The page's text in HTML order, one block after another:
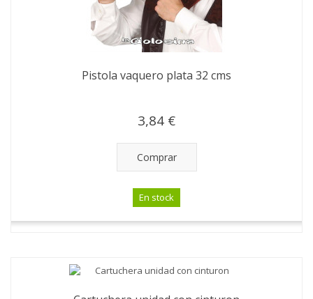
Pistola vaquero plata 32 cms
3,84 €
Comprar
En stock